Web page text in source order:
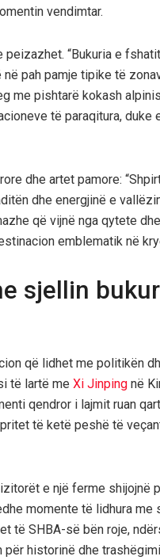
vendimtar.
“Bukuria e
pah pamje tipike të
me pishtarë kokash
të paraqitura, duke
dhe artet pamore:
dhe energjinë e
që vijnë nga qytete
emblematik në
sjellin
që lidhet me politikën
të lartë me Xi Jinping në
qendror i lajmit ruan
të ketë peshë të
e një ferme shijojnë
momente të lidhura me
të SHBA-së bën roje,
historinë dhe